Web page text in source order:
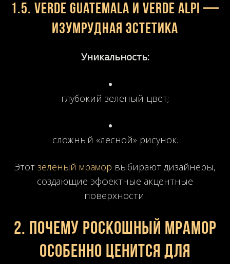
1.5. Verde Guatemala и Verde Alpi —
изумрудная эстетика
Уникальность:
глубокий зеленый цвет;
сложный «лесной» рисунок.
Этот зеленый мрамор выбирают дизайнеры,
создающие эффектные акцентные
поверхности.
2. Почему роскошный мрамор
особенно ценится для